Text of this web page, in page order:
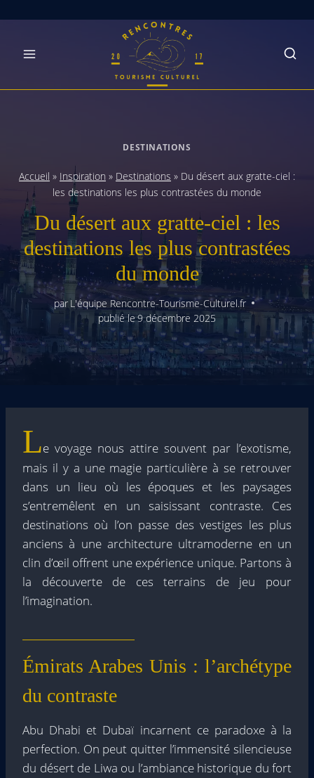
DESTINATIONS
Accueil » Inspiration » Destinations » Du désert aux gratte-ciel :
les destinations les plus contrastées du monde
Du désert aux gratte-ciel : les
destinations les plus contrastées
du monde
par L'équipe Rencontre-Tourisme-Culturel.fr
publié le9 décembre 2025
Le voyage nous attire souvent par l’exotisme,
mais il y a une magie particulière à se retrouver
dans un lieu où les époques et les paysages
s’entremêlent en un saisissant contraste. Ces
destinations où l’on passe des vestiges les plus
anciens à une architecture ultramoderne en un
clin d’œil offrent une expérience unique. Partons à
la découverte de ces terrains de jeu pour
l’imagination.
Émirats Arabes Unis : l’archétype
du contraste
Abu Dhabi et Dubaï incarnent ce paradoxe à la
perfection. On peut quitter l’immensité silencieuse
du désert de Liwa ou l’ambiance historique du fort